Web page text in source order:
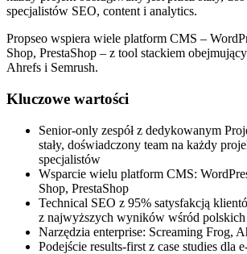
specjalistów SEO, content i analytics.
Propseo wspiera wiele platform CMS –
Shop, PrestaShop – z tool stackiem
Ahrefs i Semrush.
Kluczowe wartości
Senior-only zespół z dedykowanym
stały, doświadczony team na każdy
specjalistów
Wsparcie wielu platform CMS:
Shop, PrestaShop
Technical SEO z 95% satysfakcją
z najwyższych wyników wśród polskich
Narzędzia enterprise: Screaming Frog,
Podejście results-first z case studies dla